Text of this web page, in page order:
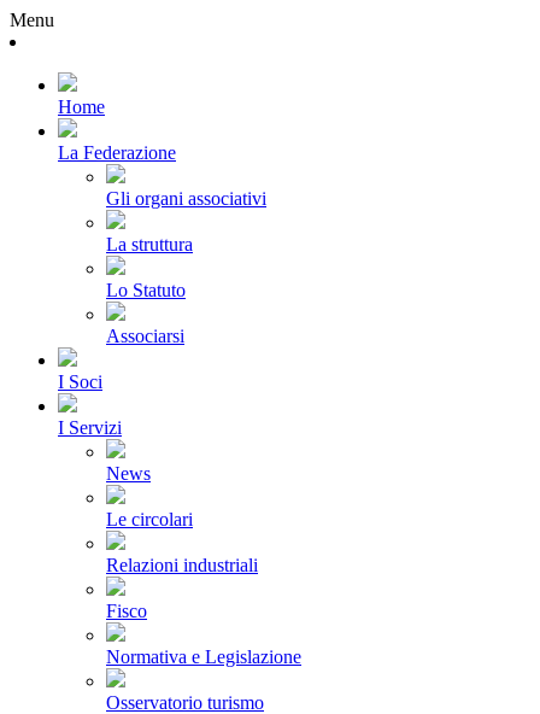
Menu
Home
La Federazione
Gli organi associativi
La struttura
Lo Statuto
Associarsi
I Soci
I Servizi
News
Le circolari
Relazioni industriali
Fisco
Normativa e Legislazione
Osservatorio turismo